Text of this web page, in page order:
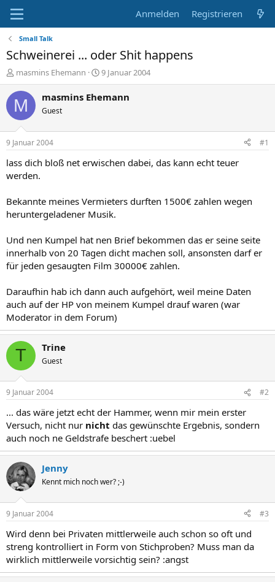
Anmelden Registrieren
Small Talk
Schweinerei ... oder Shit happens
E
r
s
t
e
r
masmins Ehemann
E
r
s
t
a
9 Januar 2004
M masmins Ehemann
Guest
9 Januar 2004 #1
lass dich bloß net erwischen dabei, das kann echt teuer
werden.
Bekannte meines Vermieters durften 1500€ zahlen wegen
heruntergeladener Musik.
Und nen Kumpel hat nen Brief bekommen das er seine seite
innerhalb von 20 Tagen dicht machen soll, ansonsten darf er
für jeden gesaugten Film 30000€ zahlen.
Daraufhin hab ich dann auch aufgehört, weil meine Daten
auch auf der HP von meinem Kumpel drauf waren (war
Moderator in dem Forum)
T Trine
Guest
9 Januar 2004 #2
... das wäre jetzt echt der Hammer, wenn mir mein erster
Versuch, nicht nur nicht das gewünschte Ergebnis, sondern
auch noch ne Geldstrafe beschert :uebel
Jenny
Kennt mich noch wer? ;-)
9 Januar 2004 #3
Wird denn bei Privaten mittlerweile auch schon so oft und
streng kontrolliert in Form von Stichproben? Muss man da
wirklich mittlerweile vorsichtig sein? :angst